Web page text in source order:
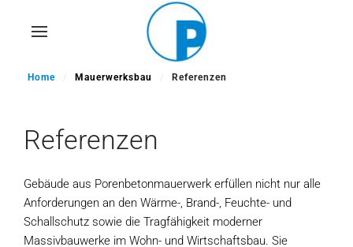
Skip
main
Home Mauerwerksbau Referenzen
Referenzen
Gebäude aus Porenbetonmauerwerk erfüllen nicht nur alle
Anforderungen an den Wärme-, Brand-, Feuchte- und
Schallschutz sowie die Tragfähigkeit moderner
Massivbauwerke im Wohn- und Wirtschaftsbau. Sie